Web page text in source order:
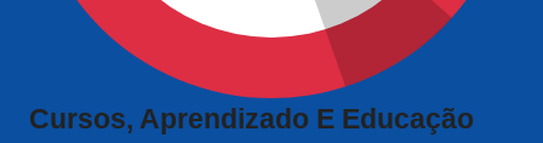
Cursos, Aprendizado E Educação